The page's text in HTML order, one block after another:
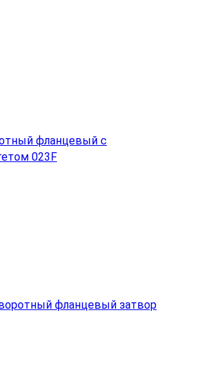
фланцевый с
023F
фланцевый затвор